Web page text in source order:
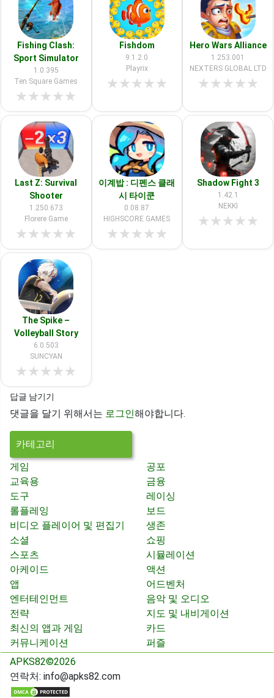
Fishing Clash:
Sport Simulator
1.0.395
Ten Square Games
★★★★★
Fishdom
9.1.2.0
Playrix
★★★★★
Hero Wars Alliance
1.253.001
NEXTERS GLOBAL LTD
★★★★★
Last Z: Survival
Shooter
1.250.673
Florere Game
★★★★★
이계밥 : 디펜스 클래
시 타이쿤
0.08.87
HIGHSCORE GAMES
★★★★★
Shadow Fight 3
1.42.1
NEKKI
★★★★★
The Spike –
Volleyball Story
6.0.503
SUNCYAN
★★★★★
답글 남기기
댓글을 달기 위해서는 로그인해야합니다.
카테고리
게임
공포
교육용
금융
도구
레이싱
롤플레잉
보드
비디오 플레이어 및 편집기
생존
소셜
쇼핑
스포츠
시뮬레이션
아케이드
액션
앱
어드벤처
엔터테인먼트
음악 및 오디오
전략
지도 및 내비게이션
최신의 앱과 게임
카드
커뮤니케이션
퍼즐
APKS82©2026
연락처: info@apks82.com